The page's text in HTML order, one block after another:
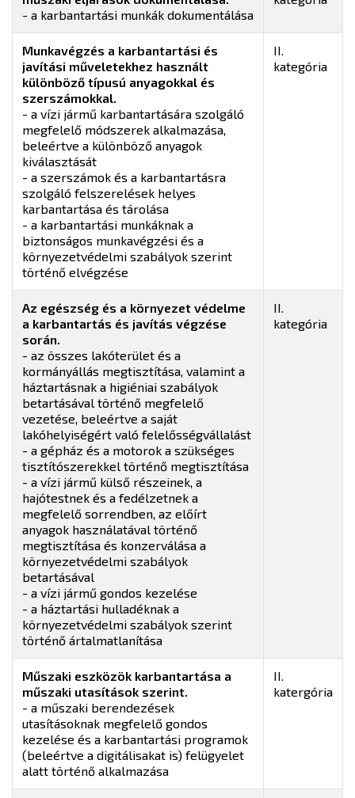
- a karbantartási munkák dokumentálása
Munkavégzés a karbantartási és
javítási műveletekhez használt
különböző típusú anyagokkal és
szerszámokkal.
- a vízi jármű karbantartására szolgáló
megfelelő módszerek alkalmazása,
beleértve a különböző anyagok
kiválasztását
- a szerszámok és a karbantartásra
szolgáló felszerelések helyes
karbantartása és tárolása
- a karbantartási munkáknak a
biztonságos munkavégzési és a
környezetvédelmi szabályok szerint
történő elvégzése
II.
kategória
Az egészség és a környezet védelme
a karbantartás és javítás végzése
során.
- az összes lakóterület és a
kormányállás megtisztítása, valamint a
háztartásnak a higiéniai szabályok
betartásával történő megfelelő
vezetése, beleértve a saját
lakóhelyiségért való felelősségvállalást
- a gépház és a motorok a szükséges
tisztítószerekkel történő megtisztítása
- a vízi jármű külső részeinek, a
hajótestnek és a fedélzetnek a
megfelelő sorrendben, az előírt
anyagok használatával történő
megtisztítása és konzerválása a
környezetvédelmi szabályok
betartásával
- a vízi jármű gondos kezelése
- a háztartási hulladéknak a
környezetvédelmi szabályok szerint
történő ártalmatlanítása
II.
kategória
Műszaki eszközök karbantartása a
műszaki utasítások szerint.
- a műszaki berendezések
utasításoknak megfelelő gondos
kezelése és a karbantartási programok
(beleértve a digitálisakat is) felügyelet
alatt történő alkalmazása
II.
katergória